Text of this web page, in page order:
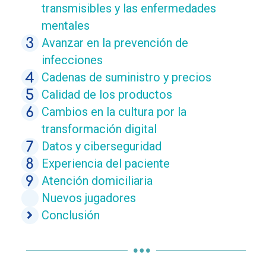
transmisibles y las enfermedades
mentales
Avanzar en la prevención de
infecciones
Cadenas de suministro y precios
Calidad de los productos
Cambios en la cultura por la
transformación digital
Datos y ciberseguridad
Experiencia del paciente
Atención domiciliaria
Nuevos jugadores
Conclusión